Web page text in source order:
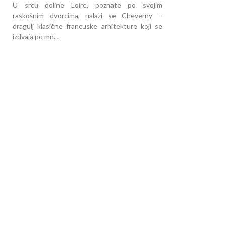
U srcu doline Loire, poznate po svojim
raskošnim dvorcima, nalazi se Cheverny –
dragulj klasične francuske arhitekture koji se
izdvaja po mn...